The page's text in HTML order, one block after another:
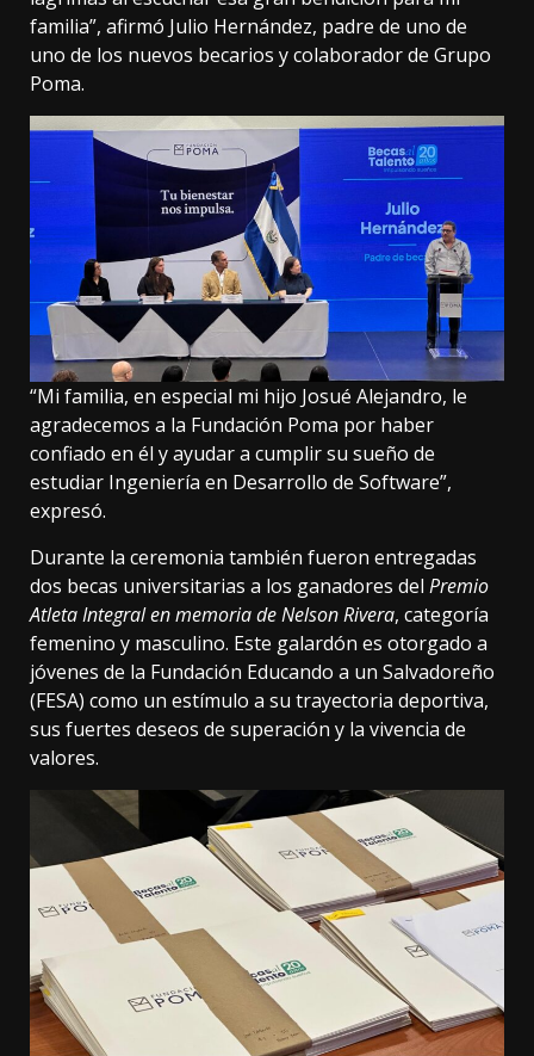
familia”, afirmó Julio Hernández, padre de uno de
uno de los nuevos becarios y colaborador de Grupo
Poma.
“Mi familia, en especial mi hijo Josué Alejandro, le
agradecemos a la Fundación Poma por haber
confiado en él y ayudar a cumplir su sueño de
estudiar Ingeniería en Desarrollo de Software”,
expresó.
Durante la ceremonia también fueron entregadas
dos becas universitarias a los ganadores del Premio
Atleta Integral en memoria de Nelson Rivera, categoría
femenino y masculino. Este galardón es otorgado a
jóvenes de la Fundación Educando a un Salvadoreño
(FESA) como un estímulo a su trayectoria deportiva,
sus fuertes deseos de superación y la vivencia de
valores.